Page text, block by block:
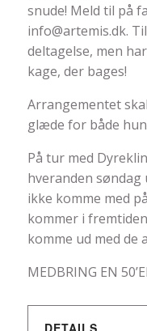
snude! Meld til på
info@artemis.dk.
deltagelse, men
kage, der bages!
Arrangementet
glæde for både
På tur med
hveranden søndag
ikke komme med
kommer i
komme ud med de
MEDBRING EN
DETAILS